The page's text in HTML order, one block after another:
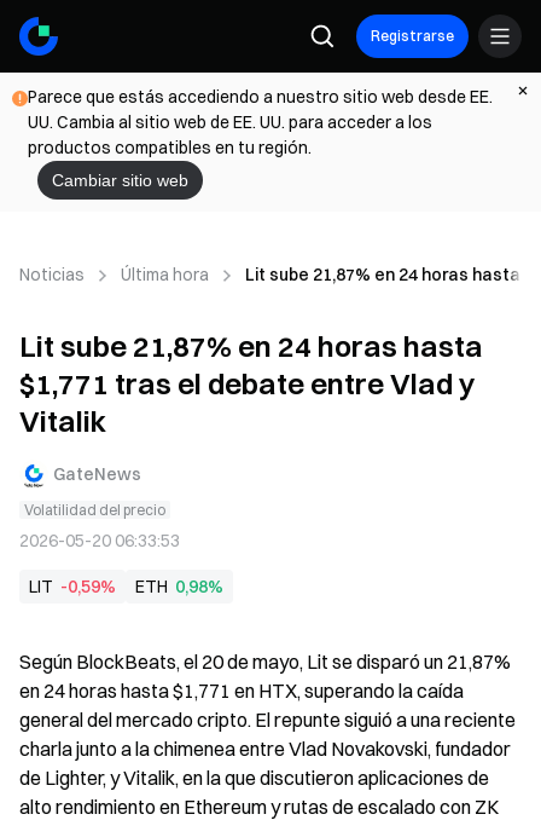
Registrarse
Parece que estás accediendo a nuestro sitio web desde EE.
UU. Cambia al sitio web de EE. UU. para acceder a los
productos compatibles en tu región.
Cambiar sitio web
Noticias Última hora Lit sube 21,87% en 24 horas hasta
Lit sube 21,87% en 24 horas hasta
$1,771 tras el debate entre Vlad y
Vitalik
GateNews
Volatilidad del precio
2026-05-20 06:33:53
LIT -0,59% ETH 0,98%
Según BlockBeats, el 20 de mayo, Lit se disparó un 21,87%
en 24 horas hasta $1,771 en HTX, superando la caída
general del mercado cripto. El repunte siguió a una reciente
charla junto a la chimenea entre Vlad Novakovski, fundador
de Lighter, y Vitalik, en la que discutieron aplicaciones de
alto rendimiento en Ethereum y rutas de escalado con ZK